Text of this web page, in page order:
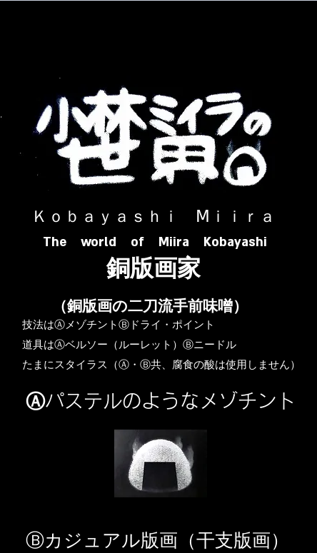
​ Ｋｏｂａｙａｓｈｉ Ⅿｉｉｒａ​
The world of Miira Kobayashi
​銅版画家
​（銅版画の二刀流手前味噌）
​技法はⒶメゾチントⒷドライ・ポイント
道具はⒶベルソー（ルーレット）Ⓑニードル
​たまにスタイラス（Ⓐ・Ⓑ共、腐食の酸は使用しません）
Ⓐパステルのようなメゾチント
​Ⓑカジュアル版画（干支版画）